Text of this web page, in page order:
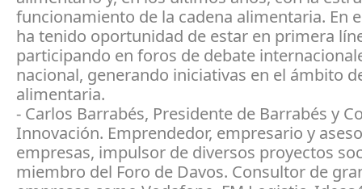
funcionamiento de la cadena alimentaria. En
ha tenido oportunidad de estar en primera
participando en foros de debate
nacional, generando iniciativas en el ámbito
alimentaria.
- Carlos Barrabés, Presidente de Barrabés y
Innovación. Emprendedor, empresario y
empresas, impulsor de diversos proyectos
miembro del Foro de Davos. Consultor de